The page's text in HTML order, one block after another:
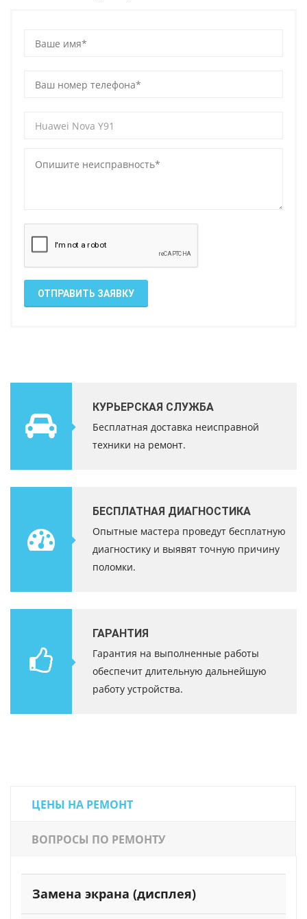
ОТПРАВИТЬ ЗАЯВКУ
КУРЬЕРСКАЯ СЛУЖБА
Бесплатная доставка неисправной
техники на ремонт.
БЕСПЛАТНАЯ ДИАГНОСТИКА
Опытные мастера проведут бесплатную
диагностику и выявят точную причину
поломки.
ГАРАНТИЯ
Гарантия на выполненные работы
обеспечит длительную дальнейшую
работу устройства.
ЦЕНЫ НА РЕМОНТ
ВОПРОСЫ ПО РЕМОНТУ
Замена экрана (дисплея)